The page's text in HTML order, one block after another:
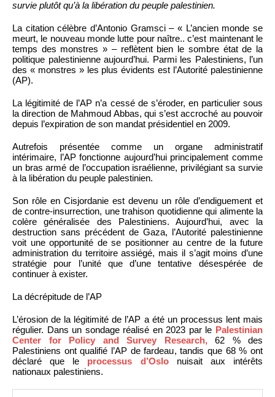
survie plutôt qu’à la libération du peuple palestinien.
La citation célèbre d’Antonio Gramsci – « L’ancien monde se
meurt, le nouveau monde lutte pour naître.. c’est maintenant le
temps des monstres » – reflètent bien le sombre état de la
politique palestinienne aujourd’hui. Parmi les Palestiniens, l’un
des « monstres » les plus évidents est l’Autorité palestinienne
(AP).
La légitimité de l’AP n’a cessé de s’éroder, en particulier sous
la direction de Mahmoud Abbas, qui s’est accroché au pouvoir
depuis l’expiration de son mandat présidentiel en 2009.
Autrefois présentée comme un organe administratif
intérimaire, l’AP fonctionne aujourd’hui principalement comme
un bras armé de l’occupation israélienne, privilégiant sa survie
à la libération du peuple palestinien.
Son rôle en Cisjordanie est devenu un rôle d’endiguement et
de contre-insurrection, une trahison quotidienne qui alimente la
colère généralisée des Palestiniens. Aujourd’hui, avec la
destruction sans précédent de Gaza, l’Autorité palestinienne
voit une opportunité de se positionner au centre de la future
administration du territoire assiégé, mais il s’agit moins d’une
stratégie pour l’unité que d’une tentative désespérée de
continuer à exister.
La décrépitude de l’AP
L’érosion de la légitimité de l’AP a été un processus lent mais
régulier. Dans un sondage réalisé en 2023 par le Palestinian
Center for Policy and Survey Research,62 % des
Palestiniens ont qualifié l’AP de fardeau, tandis que 68 % ont
déclaré que le processus d’Oslonuisait aux intérêts
nationaux palestiniens.